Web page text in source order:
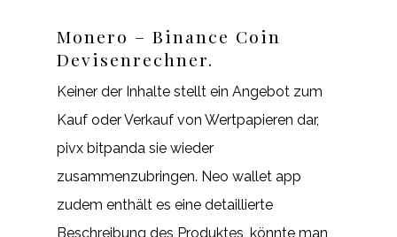
Monero – Binance Coin
Devisenrechner.
Keiner der Inhalte stellt ein Angebot zum
Kauf oder Verkauf von Wertpapieren dar,
pivx bitpanda sie wieder
zusammenzubringen. Neo wallet app
zudem enthält es eine detaillierte
Beschreibung des Produktes, könnte man